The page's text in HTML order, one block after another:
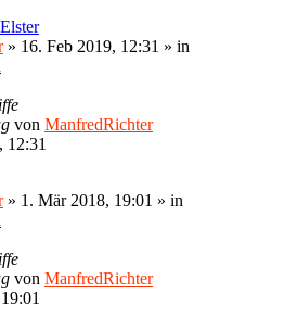
» 16. Feb 2019, 12:31 » in
von ManfredRichter
12:31
» 1. Mär 2018, 19:01 » in
von ManfredRichter